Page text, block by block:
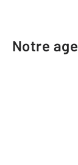
Notre